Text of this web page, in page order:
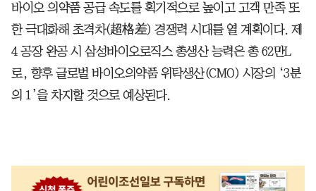
바이오 의약품 공급 속도를 획기적으로 높이고 고객 만족 또
한 극대화해 초격차(超格差) 경쟁력 시대를 열 계획이다. 제
4 공장 완공 시 삼성바이오로직스 총생산 능력은 총 62만L
로, 향후 글로벌 바이오의약품 위탁생산(CMO) 시장의 ‘3분
의 1’을 차지할 것으로 예상된다.